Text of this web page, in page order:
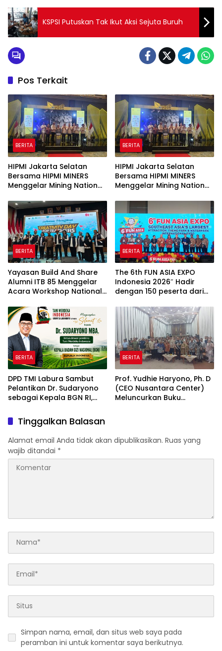
KSPSI Putuskan Tak Ikut Aksi Sejuta Buruh
Pos Terkait
BERITA
HIPMI Jakarta Selatan
Bersama HIPMI MINERS
Menggelar Mining Nation
Indah Golf Jakarta
BERITA
HIPMI Jakarta Selatan
Bersama HIPMI MINERS
Menggelar Mining Nation
Indah Golf Jakarta
BERITA
Yayasan Build And Share
Alumni ITB 85 Menggelar
Acara Workshop National
2026 & Dibuka Resmi
Pramono Anung (Gubernur
DKI Jakarta)
BERITA
The 6th FUN ASIA EXPO
Indonesia 2026″ Hadir
dengan 150 peserta dari
Industri Taman Rekreasi
dan Ekosistem Pariwisata
di Tanah Air
BERITA
DPD TMI Labura Sambut
Pelantikan Dr. Sudaryono
sebagai Kepala BGN RI,
Ketahanan Pangan dan
Gizi Nasional
BERITA
Prof. Yudhie Haryono, Ph. D
(CEO Nusantara Center)
Meluncurkan Buku
Simposium Nasional
bertema “Urgensi Undang-
Tinggalkan Balasan
Alamat email Anda tidak akan dipublikasikan. Ruas yang
wajib ditandai *
Simpan nama, email, dan situs web saya pada
peramban ini untuk komentar saya berikutnya.